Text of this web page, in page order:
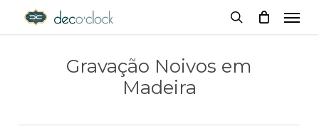
decoclock.pt Menu
Gravação Noivos em
Madeira